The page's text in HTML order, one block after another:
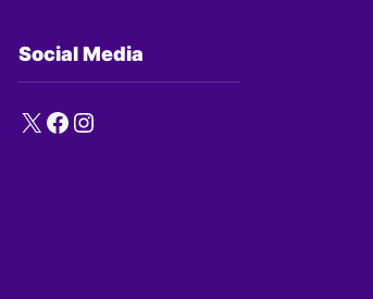
Social Media
X Facebook
Instagram